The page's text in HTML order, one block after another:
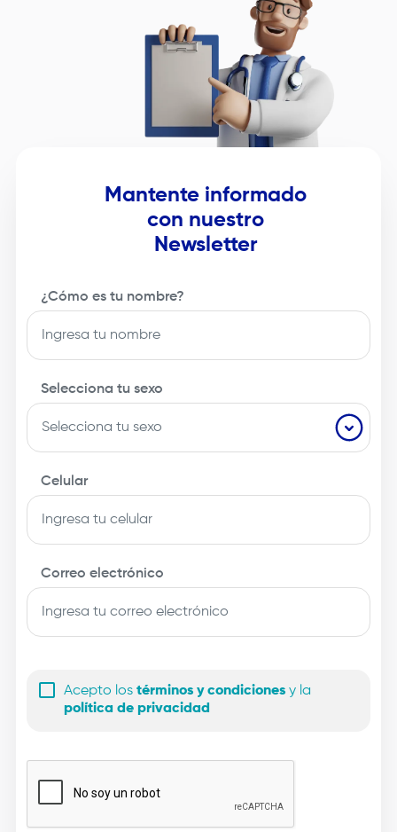
Mantente informado
con nuestro
Newsletter
¿Cómo es tu nombre?
Selecciona tu sexo
Celular
Correo electrónico
Acepto los términos y condiciones y la
política de privacidad